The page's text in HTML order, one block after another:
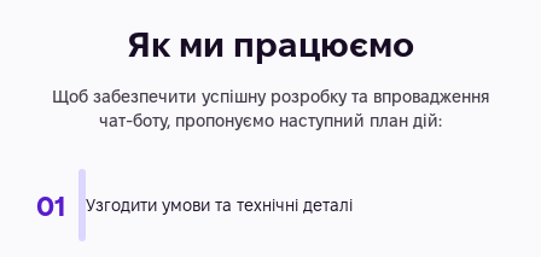
Як ми працюємо
Щоб забезпечити успішну розробку та впровадження
чат-боту, пропонуємо наступний план дій: